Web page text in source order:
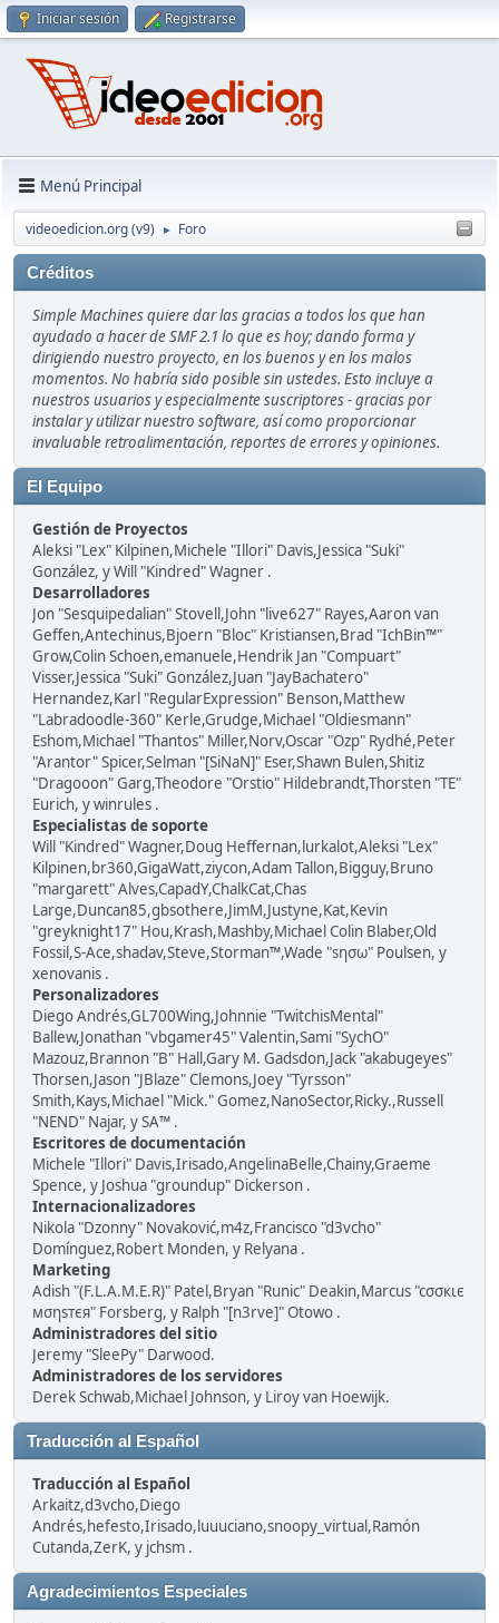
Iniciar sesión Registrarse
Menú Principal
videoedicion.org (v9) ► Foro
Créditos
Simple Machines quiere dar las gracias a todos los que han
ayudado a hacer de SMF 2.1 lo que es hoy; dando forma y
dirigiendo nuestro proyecto, en los buenos y en los malos
momentos. No habría sido posible sin ustedes. Esto incluye a
nuestros usuarios y especialmente suscriptores - gracias por
instalar y utilizar nuestro software, así como proporcionar
invaluable retroalimentación, reportes de errores y opiniones.
El Equipo
Gestión de Proyectos
Aleksi "Lex" Kilpinen,Michele "Illori" Davis,Jessica "Suki"
González, y Will "Kindred" Wagner .
Desarrolladores
Jon "Sesquipedalian" Stovell,John "live627" Rayes,Aaron van
Geffen,Antechinus,Bjoern "Bloc" Kristiansen,Brad "IchBin™"
Grow,Colin Schoen,emanuele,Hendrik Jan "Compuart"
Visser,Jessica "Suki" González,Juan "JayBachatero"
Hernandez,Karl "RegularExpression" Benson,Matthew
"Labradoodle-360" Kerle,Grudge,Michael "Oldiesmann"
Eshom,Michael "Thantos" Miller,Norv,Oscar "Ozp" Rydhé,Peter
"Arantor" Spicer,Selman "[SiNaN]" Eser,Shawn Bulen,Shitiz
"Dragooon" Garg,Theodore "Orstio" Hildebrandt,Thorsten "TE"
Eurich, y winrules .
Especialistas de soporte
Will "Kindred" Wagner,Doug Heffernan,lurkalot,Aleksi "Lex"
Kilpinen,br360,GigaWatt,ziycon,Adam Tallon,Bigguy,Bruno
"margarett" Alves,CapadY,ChalkCat,Chas
Large,Duncan85,gbsothere,JimM,Justyne,Kat,Kevin
"greyknight17" Hou,Krash,Mashby,Michael Colin Blaber,Old
Fossil,S-Ace,shadav,Steve,Storman™,Wade "sησω" Poulsen, y
xenovanis .
Personalizadores
Diego Andrés,GL700Wing,Johnnie "TwitchisMental"
Ballew,Jonathan "vbgamer45" Valentin,Sami "SychO"
Mazouz,Brannon "B" Hall,Gary M. Gadsdon,Jack "akabugeyes"
Thorsen,Jason "JBlaze" Clemons,Joey "Tyrsson"
Smith,Kays,Michael "Mick." Gomez,NanoSector,Ricky.,Russell
"NEND" Najar, y SA™ .
Escritores de documentación
Michele "Illori" Davis,Irisado,AngelinaBelle,Chainy,Graeme
Spence, y Joshua "groundup" Dickerson .
Internacionalizadores
Nikola "Dzonny" Novaković,m4z,Francisco "d3vcho"
Domínguez,Robert Monden, y Relyana .
Marketing
Adish "(F.L.A.M.E.R)" Patel,Bryan "Runic" Deakin,Marcus "cσσкιє
мσηѕтєя" Forsberg, y Ralph "[n3rve]" Otowo .
Administradores del sitio
Jeremy "SleePy" Darwood.
Administradores de los servidores
Derek Schwab,Michael Johnson, y Liroy van Hoewijk.
Traducción al Español
Traducción al Español
Arkaitz,d3vcho,Diego
Andrés,hefesto,Irisado,luuuciano,snoopy_virtual,Ramón
Cutanda,ZerK, y jchsm .
Agradecimientos Especiales